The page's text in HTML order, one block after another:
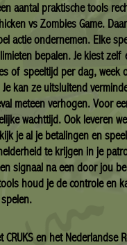
aantal praktische tools
vs Zombies Game.
actie ondernemen. Elke
bepalen. Je kiest zelf
of speeltijd per dag, week
kan ze uitsluitend
meteen verhogen. Voor
wachttijd. Ook leveren
je al je betalingen en
te krijgen in je
signaal na een door jou
houd je de controle en
CRUKS en het Nederlandse